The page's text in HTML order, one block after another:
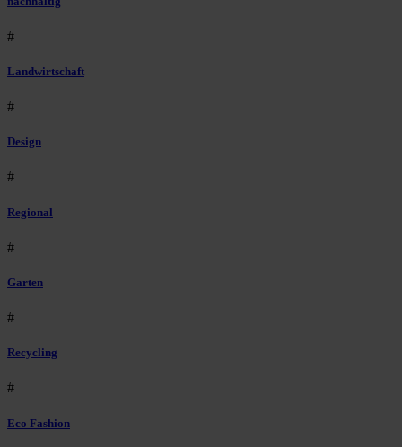
#
Landwirtschaft
#
Design
#
Regional
#
Garten
#
Recycling
#
Eco Fashion